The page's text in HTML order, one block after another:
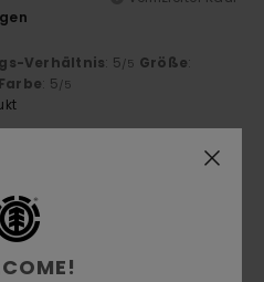
Verhältnis: 5 /5 Größe:
Farbe: 5 /5